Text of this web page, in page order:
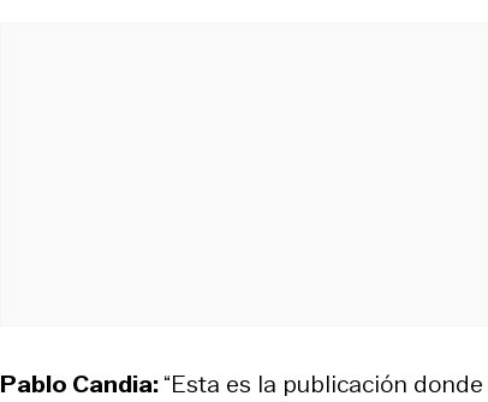
Pablo Candia:“Esta es la publicación